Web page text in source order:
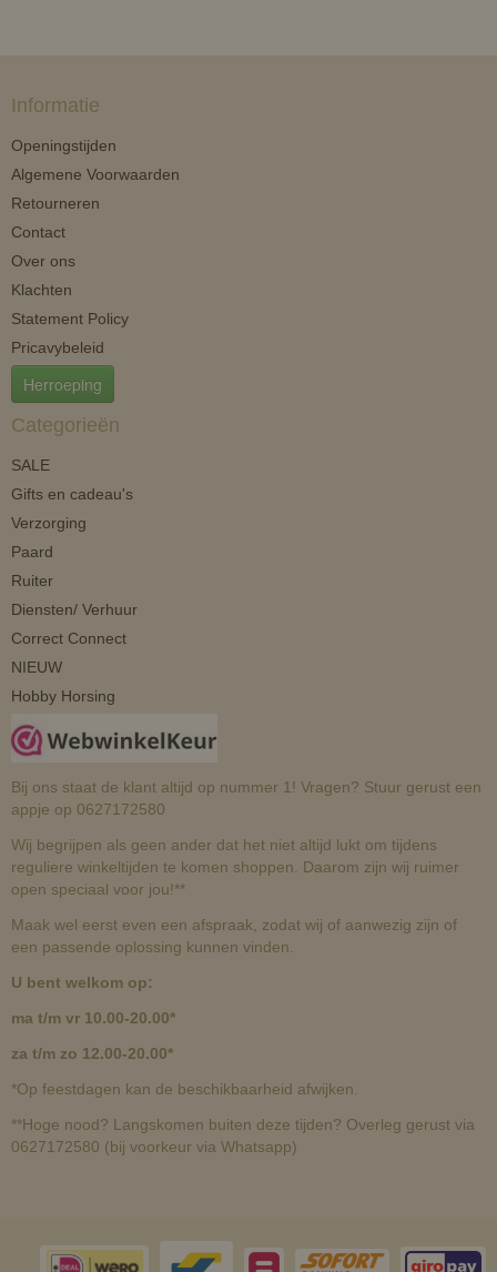
Informatie
Openingstijden
Algemene Voorwaarden
Retourneren
Contact
Over ons
Klachten
Statement Policy
Pricavybeleid
Herroeping
Categorieën
SALE
Gifts en cadeau's
Verzorging
Paard
Ruiter
Diensten/ Verhuur
Correct Connect
NIEUW
Hobby Horsing
Bij ons staat de klant altijd op nummer 1! Vragen? Stuur gerust een
appje op 0627172580
Wij begrijpen als geen ander dat het niet altijd lukt om tijdens
reguliere winkeltijden te komen shoppen. Daarom zijn wij ruimer
open speciaal voor jou!**
Maak wel eerst even een afspraak, zodat wij of aanwezig zijn of
een passende oplossing kunnen vinden.
U bent welkom op:
ma t/m vr 10.00-20.00*
za t/m zo 12.00-20.00*
*Op feestdagen kan de beschikbaarheid afwijken.
**Hoge nood? Langskomen buiten deze tijden? Overleg gerust via
0627172580 (bij voorkeur via Whatsapp)